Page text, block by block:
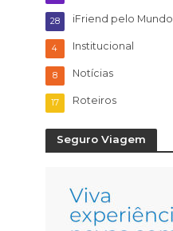
iFriend pelo Mundo
28
Institucional
4
Notícias
8
Roteiros
17
Seguro Viagem